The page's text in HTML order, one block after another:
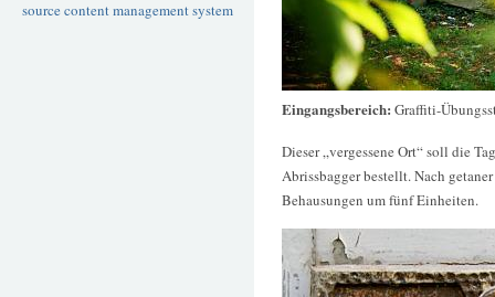
Eingangsbereich: Graffiti-
Dieser „vergessene Ort“ soll die
Abrissbagger bestellt. Nach
Behausungen um fünf Einheiten.